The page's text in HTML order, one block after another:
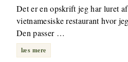
Det er en opskrift jeg har luret
vietnamesiske restaurant hvor
Den passer …
læs mere